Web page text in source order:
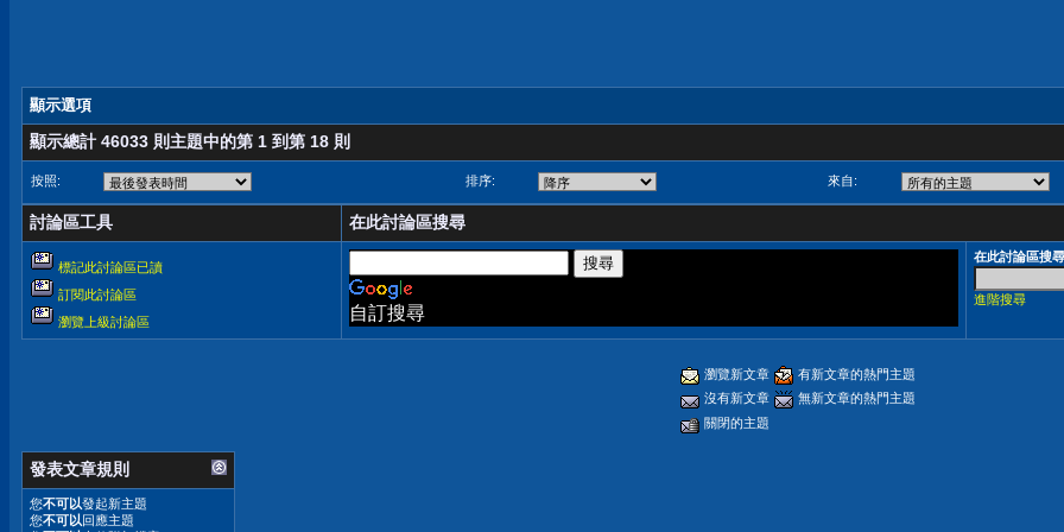
顯示選項
顯示總計 46033 則主題中的第 1 到第 18 則
按照: 排序: 來自:
討論區工具 在此討論區搜尋
標記此討論區已讀
訂閱此討論區
瀏覽上級討論區
自訂搜尋
在此討論區搜尋
進階搜尋
瀏覽新文章
有新文章的熱門主題
沒有新文章
無新文章的熱門主題
關閉的主題
發表文章規則
您不可以發起新主題
您不可以回應主題